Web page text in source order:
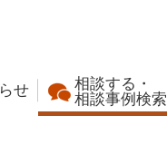
せ
相談する・
相談事例検索